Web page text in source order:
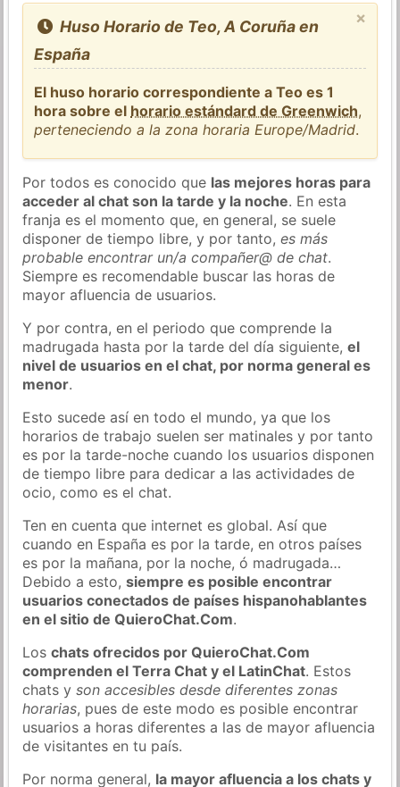
×
Huso Horario de Teo, A Coruña en
España
El huso horario correspondiente a Teo es 1
hora sobre el horario estándard de Greenwich,
perteneciendo a la zona horaria Europe/Madrid.
Por todos es conocido que las mejores horas para
acceder al chat son la tarde y la noche. En esta
franja es el momento que, en general, se suele
disponer de tiempo libre, y por tanto,es más
probable encontrar un/a compañer@ de chat.
Siempre es recomendable buscar las horas de
mayor afluencia de usuarios.
Y por contra, en el periodo que comprende la
madrugada hasta por la tarde del día siguiente,el
nivel de usuarios en el chat, por norma general es
menor.
Esto sucede así en todo el mundo, ya que los
horarios de trabajo suelen ser matinales y por tanto
es por la tarde-noche cuando los usuarios disponen
de tiempo libre para dedicar a las actividades de
ocio, como es el chat.
Ten en cuenta que internet es global. Así que
cuando en España es por la tarde, en otros países
es por la mañana, por la noche, ó madrugada…
Debido a esto,siempre es posible encontrar
usuarios conectados de países hispanohablantes
en el sitio de QuieroChat.Com.
Loschats ofrecidos por QuieroChat.Com
comprenden el Terra Chat y el LatinChat. Estos
chats yson accesibles desde diferentes zonas
horarias, pues de este modo es posible encontrar
usuarios a horas diferentes a las de mayor afluencia
de visitantes en tu país.
Por norma general, la mayor afluencia a los chats y